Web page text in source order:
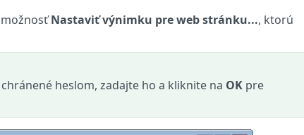
Nastaviť výnimku pre web stránku..., ktorú
heslom, zadajte ho a kliknite na OK pre